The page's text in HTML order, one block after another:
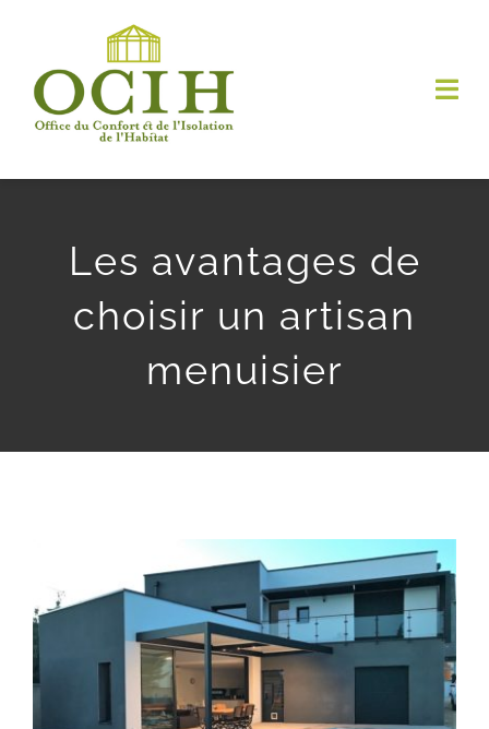
contenu
Accueil
Les avantages de
choisir un artisan
menuisier
l'image
agrandie